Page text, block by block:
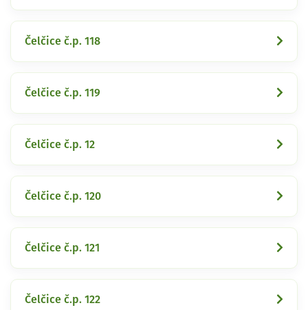
Čelčice č.p. 118
Čelčice č.p. 119
Čelčice č.p. 12
Čelčice č.p. 120
Čelčice č.p. 121
Čelčice č.p. 122